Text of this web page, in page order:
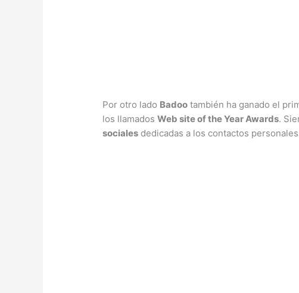
Por otro lado Badoo también ha ganado el
los llamadosWeb site of the Year Awards.
sociales dedicadas a los contactos